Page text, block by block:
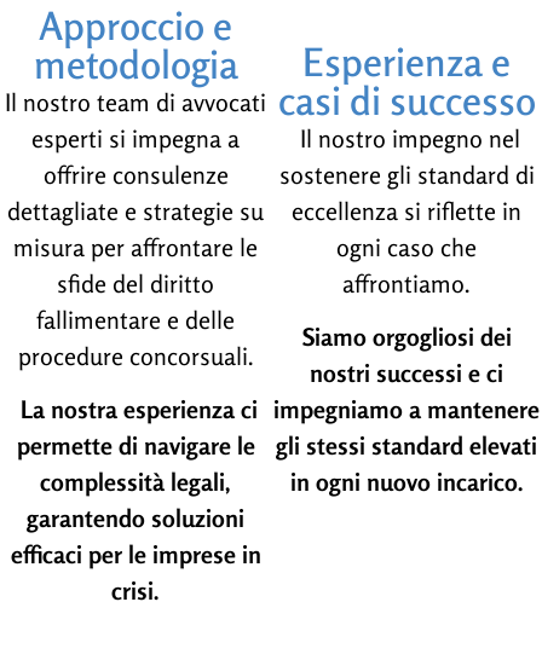
Approccio e
metodologia
Il nostro team di avvocati
esperti si impegna a
offrire consulenze
dettagliate e strategie su
misura per affrontare le
sfide del diritto
fallimentare e delle
procedure concorsuali.
La nostra esperienza ci
permette di navigare le
complessità legali,
garantendo soluzioni
efficaci per le imprese in
crisi.
Esperienza e
casi di successo
Il nostro impegno nel
sostenere gli standard di
eccellenza si riflette in
ogni caso che
affrontiamo.
Siamo orgogliosi dei
nostri successi e ci
impegniamo a mantenere
gli stessi standard elevati
in ogni nuovo incarico.